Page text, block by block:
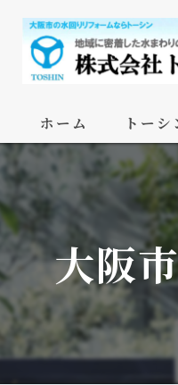
ホーム トーシ
大阪